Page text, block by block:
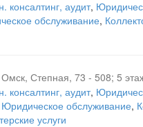
консалтинг, аудит,
обслуживание,
Омск, Степная, 73 - 508; 5
консалтинг, аудит,
Юридическое обслуживание,
услуги